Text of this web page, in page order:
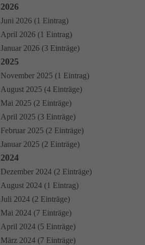
2026
Juni 2026 (1 Eintrag)
April 2026 (1 Eintrag)
Januar 2026 (3 Einträge)
2025
November 2025 (1 Eintrag)
August 2025 (4 Einträge)
Mai 2025 (2 Einträge)
April 2025 (3 Einträge)
Februar 2025 (2 Einträge)
Januar 2025 (2 Einträge)
2024
Dezember 2024 (2 Einträge)
August 2024 (1 Eintrag)
Juli 2024 (2 Einträge)
Mai 2024 (7 Einträge)
April 2024 (5 Einträge)
März 2024 (7 Einträge)